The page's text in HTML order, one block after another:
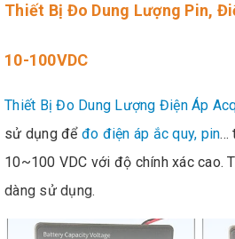
Thiết Bị Đo Dung Lượng Pin,
10-100VDC
Thiết Bị Đo Dung Lượng Điện Áp
sử dụng để đo điện áp ắc quy, pin...
10~100 VDC với độ chính xác cao.
dàng sử dụng.